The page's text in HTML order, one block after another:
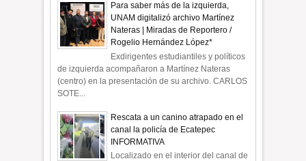
Para saber más de la izquierda,
UNAM digitalizó archivo Martínez
Nateras | Miradas de Reportero /
Rogelio Hernández López*
Exdirigentes estudiantiles y políticos
de izquierda acompañaron a Martínez Nateras
(centro) en la presentación de su archivo. CARLOS
SOTE...
Rescata a un canino atrapado en el
canal la policía de Ecatepec
INFORMATIVA
Localizado en el interior del canal de